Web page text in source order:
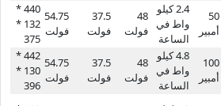
50
أمبير
2.4 كيلو
واط في
الساعة
48
فولت
37.5
فولت
54.75
فولت
440 *
132 *
375
100
أمبير
4.8 كيلو
واط في
الساعة
48
فولت
37.5
فولت
54.75
فولت
442 *
130 *
396